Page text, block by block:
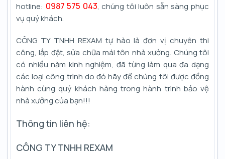
hotline: 0987 575 043, chúng tôi luôn sẵn sàng phục
vụ quý khách.
CÔNG TY TNHH REXAM tự hào là đơn vị chuyên thi
công, lắp đặt, sửa chữa mái tôn nhà xưởng. Chúng tôi
có nhiều năm kinh nghiệm, đã từng làm qua đa dạng
các loại công trình do đó hãy để chúng tôi được đồng
hành cùng quý khách hàng trong hành trình bảo vệ
nhà xưởng của bạn!!!
Thông tin liên hệ:
CÔNG TY TNHH REXAM